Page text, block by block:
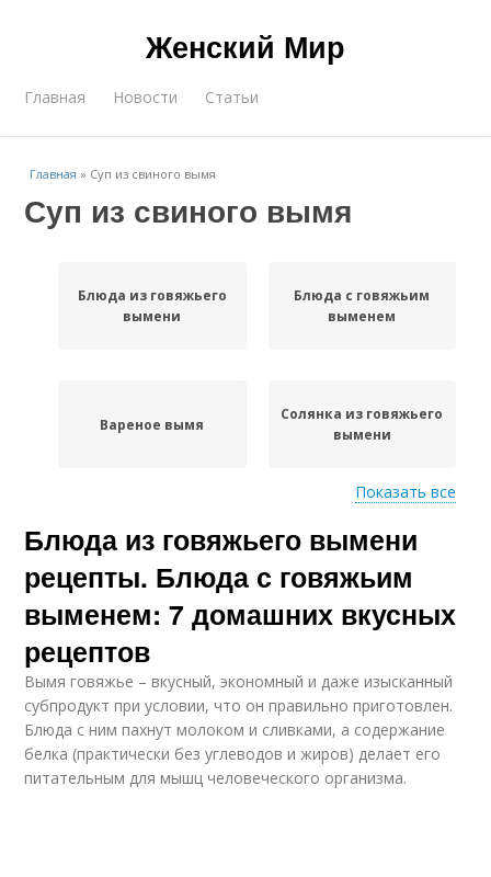
Женский Мир
Главная Новости Статьи
Главная » Суп из свиного вымя
Суп из свиного вымя
Блюда из говяжьего
вымени
Блюда с говяжьим
выменем
Вареное вымя
Солянка из говяжьего
вымени
Котлеты из говяжьего
вымени
Буженина из вымени
Говяжье вымя
Вымя в панировке Суп из вымени
Показать все
Блюда из говяжьего вымени
рецепты. Блюда с говяжьим
выменем: 7 домашних вкусных
рецептов
Вымя говяжье – вкусный, экономный и даже изысканный
субпродукт при условии, что он правильно приготовлен.
Блюда с ним пахнут молоком и сливками, а содержание
белка (практически без углеводов и жиров) делает его
питательным для мышц человеческого организма.